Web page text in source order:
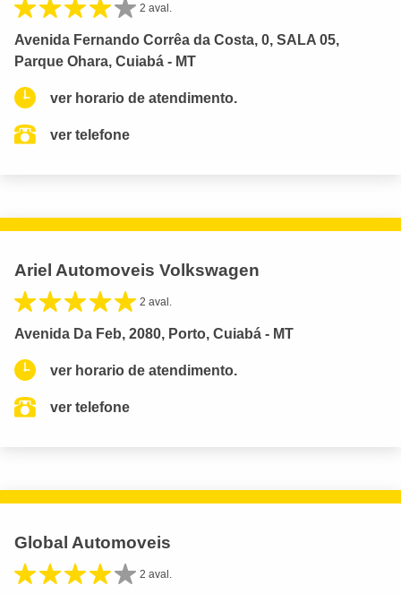
2 aval.
Avenida Fernando Corrêa da Costa, 0, SALA 05,
Parque Ohara, Cuiabá - MT
ver horario de atendimento.
ver telefone
Ariel Automoveis Volkswagen
2 aval.
Avenida Da Feb, 2080, Porto, Cuiabá - MT
ver horario de atendimento.
ver telefone
Global Automoveis
2 aval.